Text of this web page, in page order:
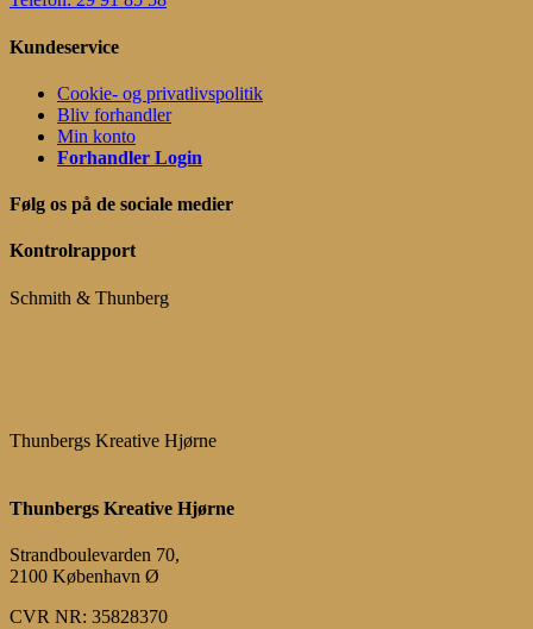
Kundeservice
Cookie- og privatlivspolitik
Bliv forhandler
Min konto
Forhandler Login
Følg os på de sociale medier
Kontrolrapport
Schmith & Thunberg
Thunbergs Kreative Hjørne
Thunbergs Kreative Hjørne
Strandboulevarden 70,
2100 København Ø
CVR NR: 35828370